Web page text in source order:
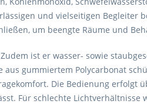
und vielseitigen
um beengte Räume und
ist er wasser- sowie
gummiertem Polycarbonat
Die Bedienung erfolgt
Für schlechte